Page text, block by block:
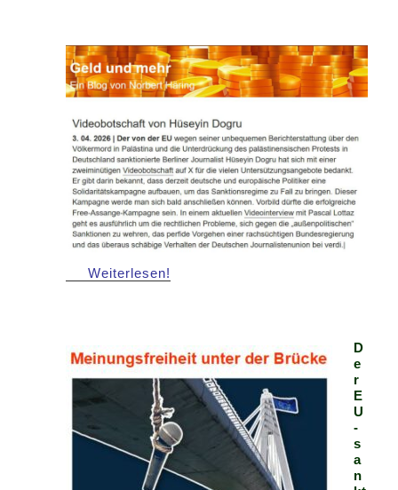
Weiterlesen!
D
e
r
E
U
-
s
a
n